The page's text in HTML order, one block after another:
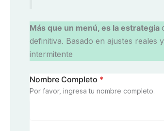
Más que un menú, es la estrategia
definitiva. Basado en ajustes reales
intermitente
Nombre Completo *
Por favor, ingresa tu nombre completo.